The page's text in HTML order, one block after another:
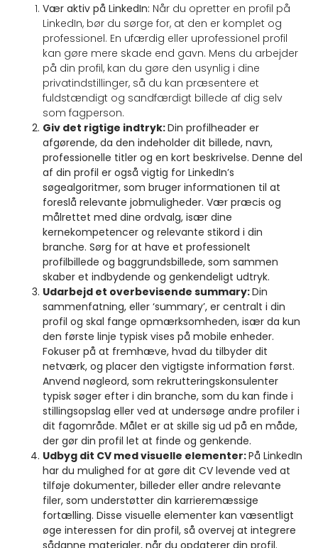
Vær aktiv på LinkedIn: Når du opretter en profil på
LinkedIn, bør du sørge for, at den er komplet og
professionel. En ufærdig eller uprofessionel profil
kan gøre mere skade end gavn. Mens du arbejder
på din profil, kan du gøre den usynlig i dine
privatindstillinger, så du kan præsentere et
fuldstændigt og sandfærdigt billede af dig selv
som fagperson.
Giv det rigtige indtryk:Din profilheader er
afgørende, da den indeholder dit billede, navn,
professionelle titler og en kort beskrivelse. Denne del
af din profil er også vigtig for LinkedIn’s
søgealgoritmer, som bruger informationen til at
foreslå relevante jobmuligheder. Vær præcis og
målrettet med dine ordvalg, især dine
kernekompetencer og relevante stikord i din
branche. Sørg for at have et professionelt
profilbillede og baggrundsbillede, som sammen
skaber et indbydende og genkendeligt udtryk.
Udarbejd et overbevisende summary:Din
sammenfatning, eller ‘summary’, er centralt i din
profil og skal fange opmærksomheden, især da kun
den første linje typisk vises på mobile enheder.
Fokuser på at fremhæve, hvad du tilbyder dit
netværk, og placer den vigtigste information først.
Anvend nøgleord, som rekrutteringskonsulenter
typisk søger efter i din branche, som du kan finde i
stillingsopslag eller ved at undersøge andre profiler i
dit fagområde. Målet er at skille sig ud på en måde,
der gør din profil let at finde og genkende.
Udbyg dit CV med visuelle elementer:På LinkedIn
har du mulighed for at gøre dit CV levende ved at
tilføje dokumenter, billeder eller andre relevante
filer, som understøtter din karrieremæssige
fortælling. Disse visuelle elementer kan væsentligt
øge interessen for din profil, så overvej at integrere
sådanne materialer, når du opdaterer din profil.